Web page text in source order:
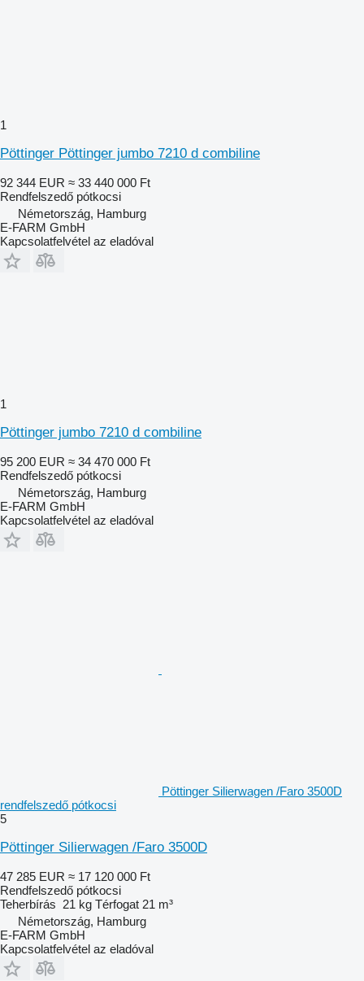
1
Pöttinger Pöttinger jumbo 7210 d combiline
92 344 EUR ≈ 33 440 000 Ft
Rendfelszedő pótkocsi
Németország, Hamburg
E-FARM GmbH
Kapcsolatfelvétel az eladóval
1
Pöttinger jumbo 7210 d combiline
95 200 EUR ≈ 34 470 000 Ft
Rendfelszedő pótkocsi
Németország, Hamburg
E-FARM GmbH
Kapcsolatfelvétel az eladóval
Pöttinger Silierwagen /Faro 3500D
rendfelszedő pótkocsi
5
Pöttinger Silierwagen /Faro 3500D
47 285 EUR ≈ 17 120 000 Ft
Rendfelszedő pótkocsi
Teherbírás 21 kg Térfogat 21 m³
Németország, Hamburg
E-FARM GmbH
Kapcsolatfelvétel az eladóval